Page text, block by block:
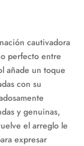
cautivadora
perfecto entre
añade un toque
con su
y genuinas,
el arreglo le
expresar